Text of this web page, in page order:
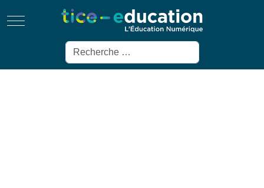
Mobile Menu Toggle
Rechercher